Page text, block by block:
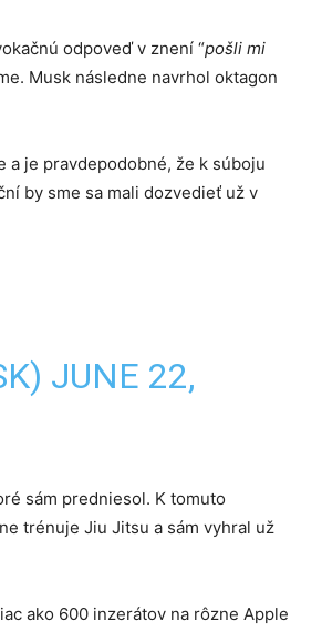
odpoveď v znení “pošli mi
Musk následne navrhol oktagon
a je pravdepodobné, že k súboju
by sme sa mali dozvedieť už v
JUNE 22,
sám predniesol. K tomuto
trénuje Jiu Jitsu a sám vyhral už
ako 600 inzerátov na rôzne Apple